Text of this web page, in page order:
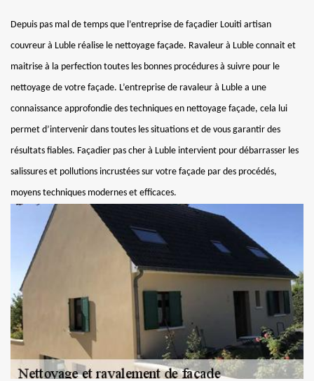
Depuis pas mal de temps que l’entreprise de façadier Louiti artisan
couvreur à Luble réalise le nettoyage façade. Ravaleur à Luble connait et
maitrise à la perfection toutes les bonnes procédures à suivre pour le
nettoyage de votre façade. L’entreprise de ravaleur à Luble a une
connaissance approfondie des techniques en nettoyage façade, cela lui
permet d’intervenir dans toutes les situations et de vous garantir des
résultats fiables. Façadier pas cher à Luble intervient pour débarrasser les
salissures et pollutions incrustées sur votre façade par des procédés,
moyens techniques modernes et efficaces.